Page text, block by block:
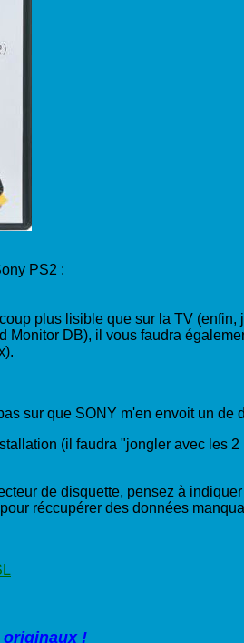
PS2 :
plus lisible que sur la TV (enfin,
DB), il vous faudra
sur que SONY m'en envoit un de
(il faudra "jongler avec les
de disquette, pensez à
réccupérer des données
originaux !